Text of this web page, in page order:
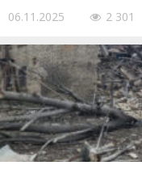
06.11.2025 2 301